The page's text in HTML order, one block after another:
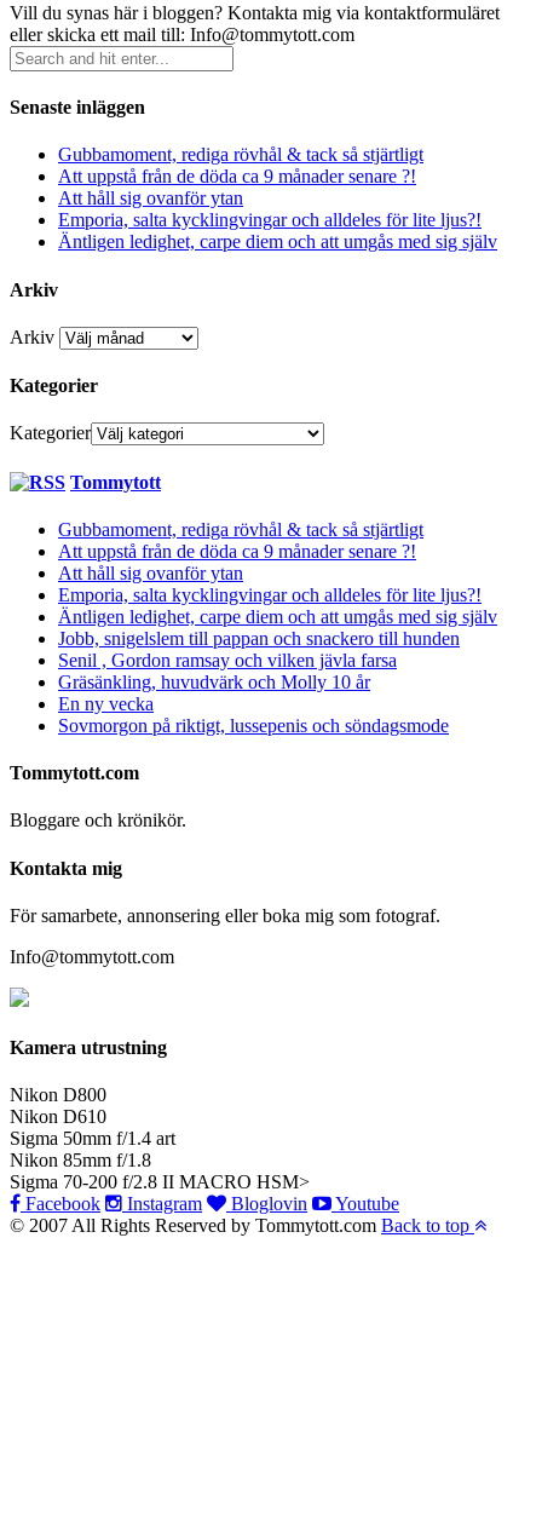
Vill du synas här i bloggen? Kontakta mig via kontaktformuläret
eller skicka ett mail till: Info@tommytott.com
Senaste inläggen
Gubbamoment, rediga rövhål & tack så stjärtligt
Att uppstå från de döda ca 9 månader senare ?!
Att håll sig ovanför ytan
Emporia, salta kycklingvingar och alldeles för lite ljus?!
Äntligen ledighet, carpe diem och att umgås med sig själv
Arkiv
Arkiv
Kategorier
Kategorier
Tommytott
Gubbamoment, rediga rövhål & tack så stjärtligt
Att uppstå från de döda ca 9 månader senare ?!
Att håll sig ovanför ytan
Emporia, salta kycklingvingar och alldeles för lite ljus?!
Äntligen ledighet, carpe diem och att umgås med sig själv
Jobb, snigelslem till pappan och snackero till hunden
Senil , Gordon ramsay och vilken jävla farsa
Gräsänkling, huvudvärk och Molly 10 år
En ny vecka
Sovmorgon på riktigt, lussepenis och söndagsmode
Tommytott.com
Bloggare och krönikör.
Kontakta mig
För samarbete, annonsering eller boka mig som fotograf.
Info@tommytott.com
Kamera utrustning
Nikon D800
Nikon D610
Sigma 50mm f/1.4 art
Nikon 85mm f/1.8
Sigma 70-200 f/2.8 II MACRO HSM>
Facebook
Instagram Bloglovin
Youtube
© 2007 All Rights Reserved by Tommytott.com Back to top